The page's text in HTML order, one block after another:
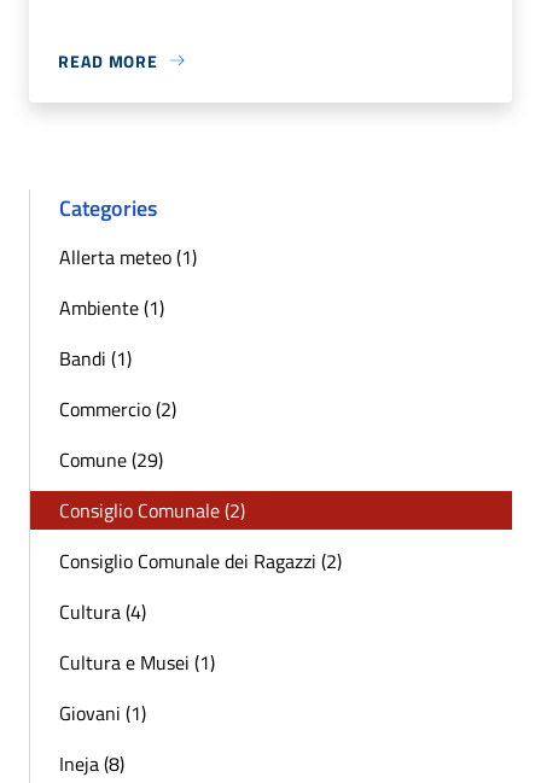
READ MORE
Categories
Allerta meteo (1)
Ambiente (1)
Bandi (1)
Commercio (2)
Comune (29)
Consiglio Comunale (2)
Consiglio Comunale dei Ragazzi (2)
Cultura (4)
Cultura e Musei (1)
Giovani (1)
Ineja (8)